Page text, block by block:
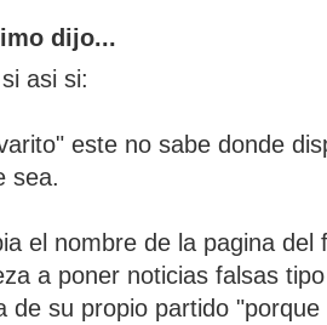
dijo...
asi si:
este no sabe donde
sea.
el nombre de la pagina
a poner noticias falsas
de su propio partido